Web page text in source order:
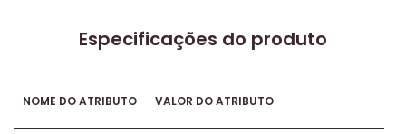
Especificações do produto
NOME DO ATRIBUTO VALOR DO ATRIBUTO